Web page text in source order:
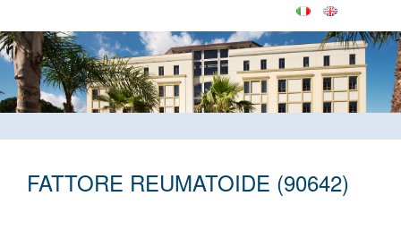
FATTORE REUMATOIDE (90642)